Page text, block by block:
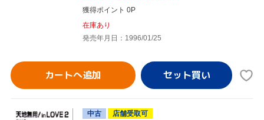
獲得ポイント 0P
在庫あり
発売年月日：1996/01/25
カートへ追加
中古
店舗受取可